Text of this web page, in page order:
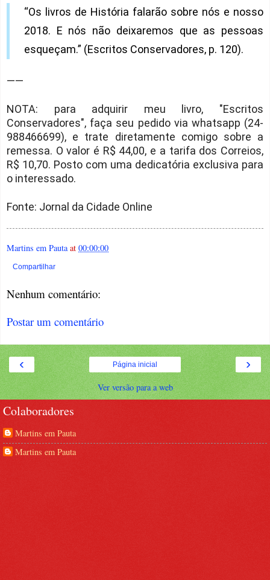
“Os livros de História falarão sobre nós e nosso
2018. E nós não deixaremos que as pessoas
esqueçam.” (Escritos Conservadores, p. 120).
——
NOTA: para adquirir meu livro, "Escritos
Conservadores", faça seu pedido via whatsapp (24-
988466699), e trate diretamente comigo sobre a
remessa. O valor é R$ 44,00, e a tarifa dos Correios,
R$ 10,70. Posto com uma dedicatória exclusiva para
o interessado.
Fonte: Jornal da Cidade Online
Martins em Pauta at 00:00:00
Compartilhar
Nenhum comentário:
Postar um comentário
‹ ›
Página inicial
Ver versão para a web
Colaboradores
Martins em Pauta
Martins em Pauta